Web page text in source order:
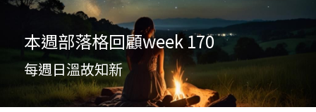
實體經營
祖傳命理
手工印鑑
課程介紹
五行八字學
Blog
本週部落格回顧week 170
每週日溫故知新
科學八字推理PDF
《十神高階實戰錄》完整典藏版
1美元超值PDF